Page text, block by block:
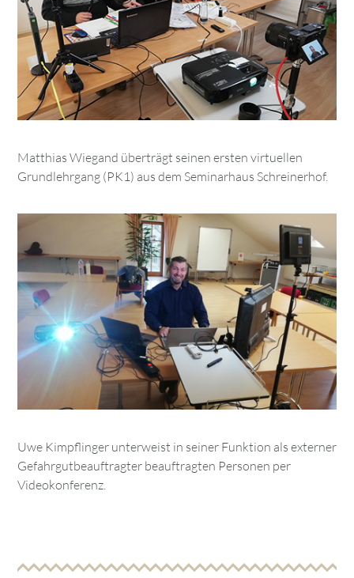
Matthias Wiegand überträgt seinen ersten virtuellen
Grundlehrgang (PK1) aus dem Seminarhaus Schreinerhof.
Uwe Kimpflinger unterweist in seiner Funktion als externer
Gefahrgutbeauftragter beauftragten Personen per
Videokonferenz.